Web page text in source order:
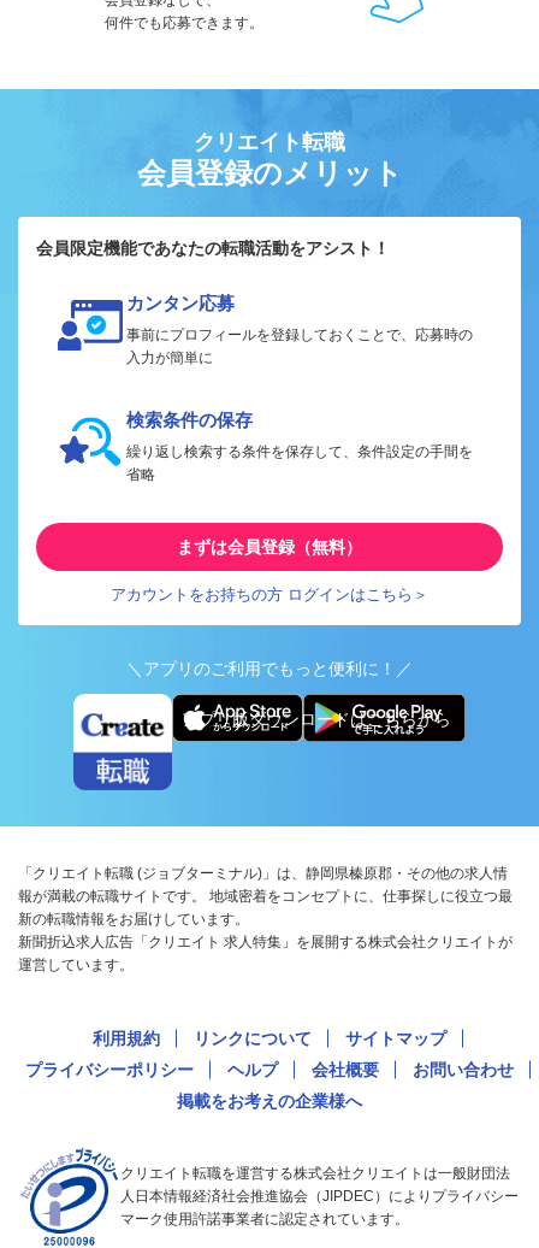
何件でも応募できます。
クリエイト転職
会員登録のメリット
会員限定機能であなたの転職活動をアシスト！
カンタン応募
事前にプロフィールを登録しておくことで、応募時の
入力が簡単に
検索条件の保存
繰り返し検索する条件を保存して、条件設定の手間を
省略
まずは会員登録（無料）
アカウントをお持ちの方 ログインはこちら＞
＼アプリのご利用でもっと便利に！／
アプリ版ダウンロードはこちらから
「クリエイト転職 (ジョブターミナル)」は、静岡県榛原郡・その他の求人情
報が満載の転職サイトです。 地域密着をコンセプトに、仕事探しに役立つ最
新の転職情報をお届けしています。
新聞折込求人広告「クリエイト 求人特集」を展開する株式会社クリエイトが
運営しています。
利用規約 リンクについて
サイトマップ
プライバシーポリシー
ヘルプ 会社概要
お問い合わせ
掲載をお考えの企業様へ
クリエイト転職を運営する株式会社クリエイトは一般財団法
人日本情報経済社会推進協会（JIPDEC）によりプライバシー
マーク使用許諾事業者に認定されています。